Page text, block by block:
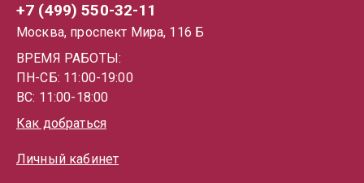
+7 (499) 550-32-11
Москва, проспект Мира, 116 Б
ВРЕМЯ РАБОТЫ:
ПН-СБ: 11:00-19:00
ВС: 11:00-18:00
Как добраться
Личный кабинет